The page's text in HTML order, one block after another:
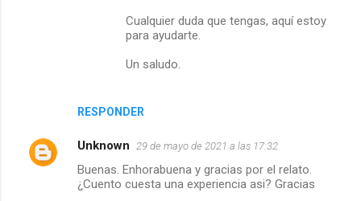
RESPONDER
Cualquier duda que tengas, aquí estoy
para ayudarte.
Un saludo.
Unknown 29 de mayo de 2021 a las 17:32
Buenas. Enhorabuena y gracias por el relato.
¿Cuento cuesta una experiencia asi? Gracias